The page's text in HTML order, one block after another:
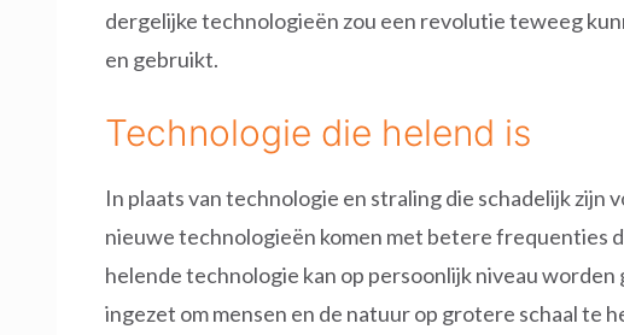
dergelijke technologieën zou een revolutie teweeg
en gebruikt.
Technologie die helend is
In plaats van technologie en straling die schadelijk zijn
nieuwe technologieën komen met betere frequenties
helende technologie kan op persoonlijk niveau
ingezet om mensen en de natuur op grotere schaal te